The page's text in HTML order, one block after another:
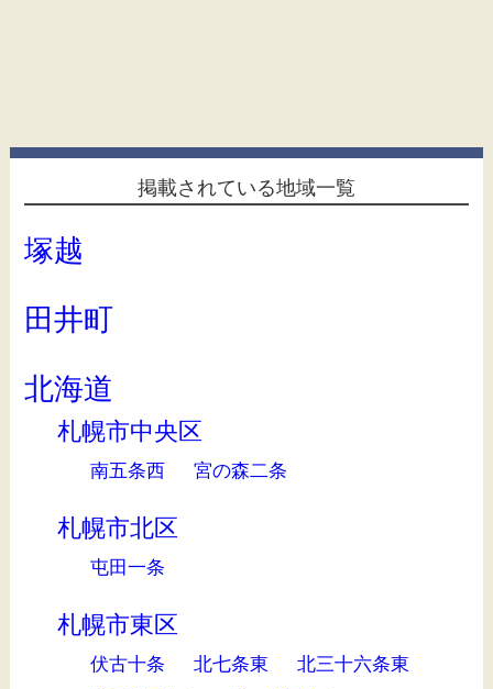
掲載されている地域一覧
塚越
田井町
北海道
札幌市中央区
南五条西 宮の森二条
札幌市北区
屯田一条
札幌市東区
伏古十条 北七条東
北三十六条東